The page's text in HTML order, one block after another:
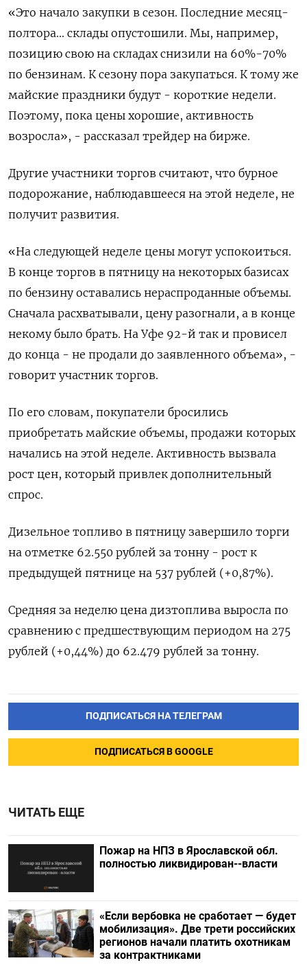
«Это начало закупки в сезон. Последние месяц-
полтора... склады опустошили. Мы, например,
позицию свою на складах снизили на 60%-70%
по бензинам. К сезону пора закупаться. К тому же
майские праздники будут - короткие недели.
Поэтому, пока цены хорошие, активность
возросла», - рассказал трейдер на бирже.
Другие участники торгов считают, что бурное
подорожание, наблюдавшееся на этой неделе, не
получит развития.
«На следующей неделе цены могут успокоиться.
В конце торгов в пятницу на некоторых базисах
по бензину оставались нераспроданные объемы.
Сначала расхватывали, цену разогнали, а в конце
некому было брать. На Уфе 92-й так и провисел
до конца - не продали до заявленного объема», -
говорит участник торгов.
По его словам, покупатели бросились
приобретать майские объемы, продажи которых
начались на этой неделе. Активность вызвала
рост цен, который привлек дополнительный
спрос.
Дизельное топливо в пятницу завершило торги
на отметке 62.550 рублей за тонну - рост к
предыдущей пятнице на 537 рублей (+0,87%).
Средняя за неделю цена дизтоплива выросла по
сравнению с предшествующим периодом на 275
рублей (+0,44%) до 62.479 рублей за тонну.
ПОДПИСАТЬСЯ НА ТЕЛЕГРАМ
ПОДПИСАТЬСЯ В GOOGLE
ЧИТАТЬ ЕЩЕ
Пожар на НПЗ в Ярославской обл.
полностью ликвидирован--власти
«Если вербовка не сработает — будет
мобилизация». Две трети российских
регионов начали платить охотникам
за контрактниками